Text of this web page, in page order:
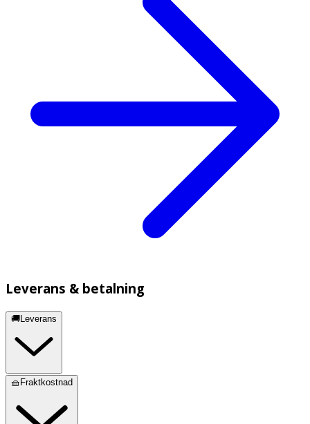
Leverans & betalning
🚚Leverans
🧺Fraktkostnad